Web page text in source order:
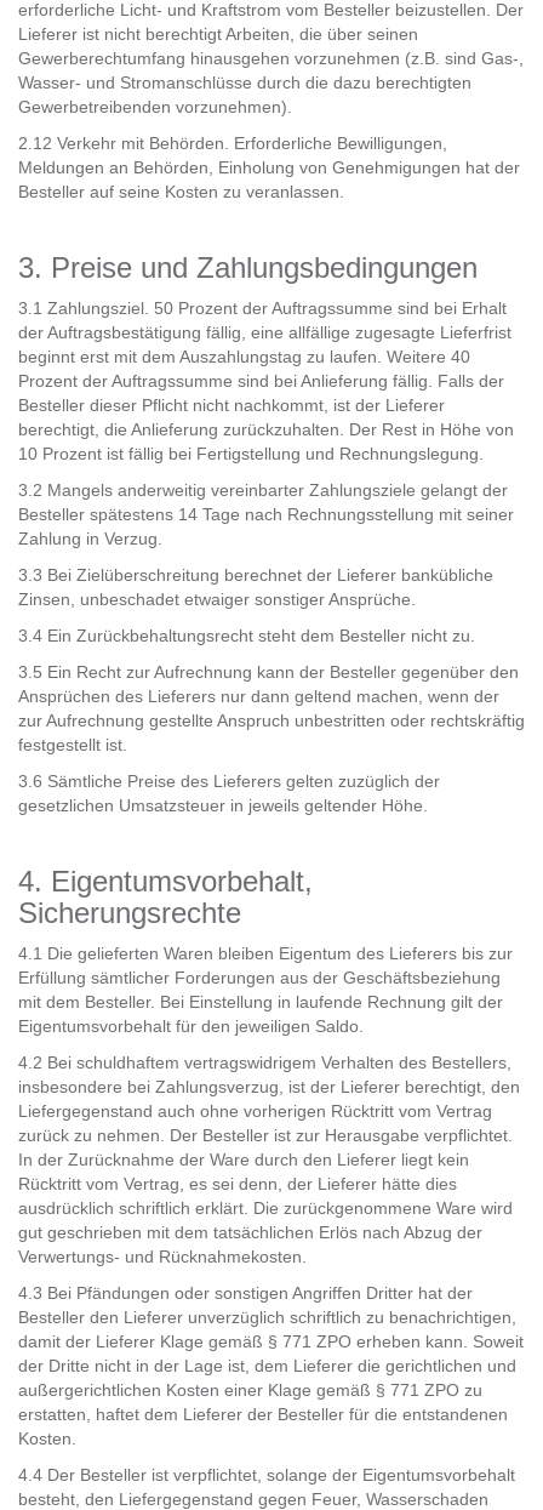
erforderliche Licht- und Kraftstrom vom Besteller beizustellen. Der
Lieferer ist nicht berechtigt Arbeiten, die über seinen
Gewerberechtumfang hinausgehen vorzunehmen (z.B. sind Gas-,
Wasser- und Stromanschlüsse durch die dazu berechtigten
Gewerbetreibenden vorzunehmen).
2.12 Verkehr mit Behörden. Erforderliche Bewilligungen,
Meldungen an Behörden, Einholung von Genehmigungen hat der
Besteller auf seine Kosten zu veranlassen.
3. Preise und Zahlungsbedingungen
3.1 Zahlungsziel. 50 Prozent der Auftragssumme sind bei Erhalt
der Auftragsbestätigung fällig, eine allfällige zugesagte Lieferfrist
beginnt erst mit dem Auszahlungstag zu laufen. Weitere 40
Prozent der Auftragssumme sind bei Anlieferung fällig. Falls der
Besteller dieser Pflicht nicht nachkommt, ist der Lieferer
berechtigt, die Anlieferung zurückzuhalten. Der Rest in Höhe von
10 Prozent ist fällig bei Fertigstellung und Rechnungslegung.
3.2 Mangels anderweitig vereinbarter Zahlungsziele gelangt der
Besteller spätestens 14 Tage nach Rechnungsstellung mit seiner
Zahlung in Verzug.
3.3 Bei Zielüberschreitung berechnet der Lieferer bankübliche
Zinsen, unbeschadet etwaiger sonstiger Ansprüche.
3.4 Ein Zurückbehaltungsrecht steht dem Besteller nicht zu.
3.5 Ein Recht zur Aufrechnung kann der Besteller gegenüber den
Ansprüchen des Lieferers nur dann geltend machen, wenn der
zur Aufrechnung gestellte Anspruch unbestritten oder rechtskräftig
festgestellt ist.
3.6 Sämtliche Preise des Lieferers gelten zuzüglich der
gesetzlichen Umsatzsteuer in jeweils geltender Höhe.
4. Eigentumsvorbehalt,
Sicherungsrechte
4.1 Die gelieferten Waren bleiben Eigentum des Lieferers bis zur
Erfüllung sämtlicher Forderungen aus der Geschäftsbeziehung
mit dem Besteller. Bei Einstellung in laufende Rechnung gilt der
Eigentumsvorbehalt für den jeweiligen Saldo.
4.2 Bei schuldhaftem vertragswidrigem Verhalten des Bestellers,
insbesondere bei Zahlungsverzug, ist der Lieferer berechtigt, den
Liefergegenstand auch ohne vorherigen Rücktritt vom Vertrag
zurück zu nehmen. Der Besteller ist zur Herausgabe verpflichtet.
In der Zurücknahme der Ware durch den Lieferer liegt kein
Rücktritt vom Vertrag, es sei denn, der Lieferer hätte dies
ausdrücklich schriftlich erklärt. Die zurückgenommene Ware wird
gut geschrieben mit dem tatsächlichen Erlös nach Abzug der
Verwertungs- und Rücknahmekosten.
4.3 Bei Pfändungen oder sonstigen Angriffen Dritter hat der
Besteller den Lieferer unverzüglich schriftlich zu benachrichtigen,
damit der Lieferer Klage gemäß § 771 ZPO erheben kann. Soweit
der Dritte nicht in der Lage ist, dem Lieferer die gerichtlichen und
außergerichtlichen Kosten einer Klage gemäß § 771 ZPO zu
erstatten, haftet dem Lieferer der Besteller für die entstandenen
Kosten.
4.4 Der Besteller ist verpflichtet, solange der Eigentumsvorbehalt
besteht, den Liefergegenstand gegen Feuer, Wasserschaden